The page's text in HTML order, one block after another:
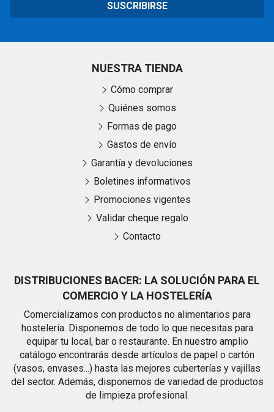
SUSCRIBIRSE
DISTRIBUCIONES BACER: LA SOLUCIÓN PARA EL
COMERCIO Y LA HOSTELERÍA
Comercializamos con productos no alimentarios para
hostelería. Disponemos de todo lo que necesitas para
equipar tu local, bar o restaurante. En nuestro amplio
catálogo encontrarás desde artículos de papel o cartón
(vasos, envases...) hasta las mejores cuberterías y vajillas
del sector. Además, disponemos de variedad de productos
de limpieza profesional.
NUESTRA TIENDA
Cómo comprar
Quiénes somos
Formas de pago
Gastos de envío
Garantía y devoluciones
Boletines informativos
Promociones vigentes
Validar cheque regalo
Contacto